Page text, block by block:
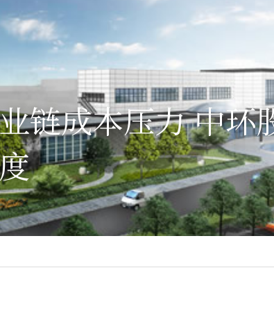
链成本压力 中环